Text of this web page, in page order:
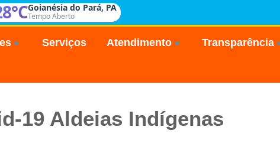
Goianésia do Pará, PA
Tempo Aberto
Serviços Atendimento Transparência
19 Aldeias Indígenas